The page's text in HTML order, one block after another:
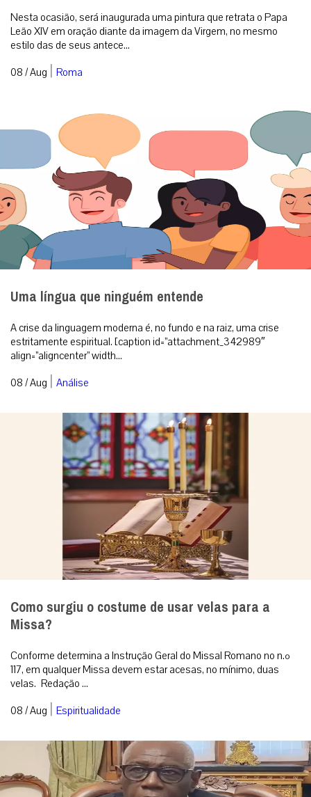
Nesta ocasião, será inaugurada uma pintura que retrata o Papa
Leão XIV em oração diante da imagem da Virgem, no mesmo
estilo das de seus antece...
08 / Aug | Roma
Uma língua que ninguém entende
A crise da linguagem moderna é, no fundo e na raiz, uma crise
estritamente espiritual. [caption id=”attachment_342989″
align=”aligncenter” width...
08 / Aug | Análise
Como surgiu o costume de usar velas para a
Missa?
Conforme determina a Instrução Geral do Missal Romano no n.º
117, em qualquer Missa devem estar acesas, no mínimo, duas
velas. Redação ...
08 / Aug | Espiritualidade